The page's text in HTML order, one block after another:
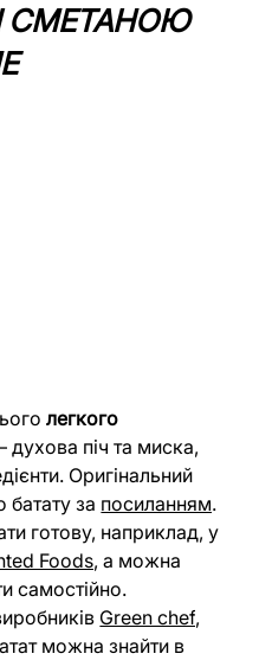
СМЕТАНОЮ
легкого
духова піч та миска,
Оригінальний
за посиланням.
готову, наприклад, у
Foods, а можна
самостійно.
Green chef,
можна знайти в